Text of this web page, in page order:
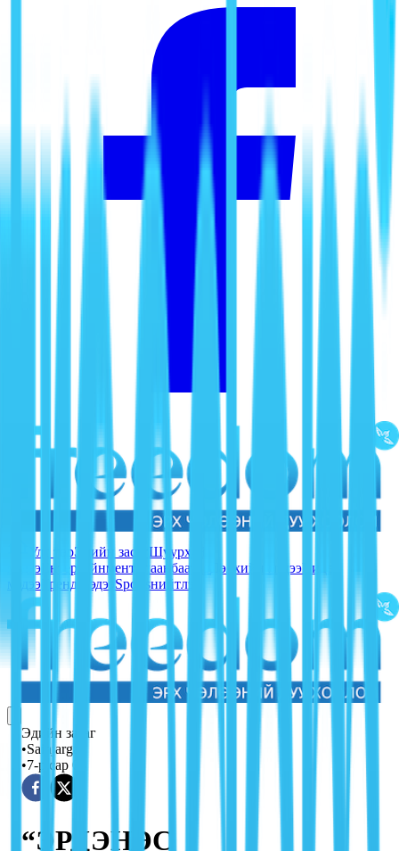
Улс төрЭдийн засаг Шуурхай
мэдээ Ентертайнмент Улаанбаатар Дэлхийн мэдээВидео
мэдээ Тренд мэдээ Sportsнийтлэл
Эдийн засаг
•Sainjargal
•7-р сар 08
“ЭРДЭНЭС